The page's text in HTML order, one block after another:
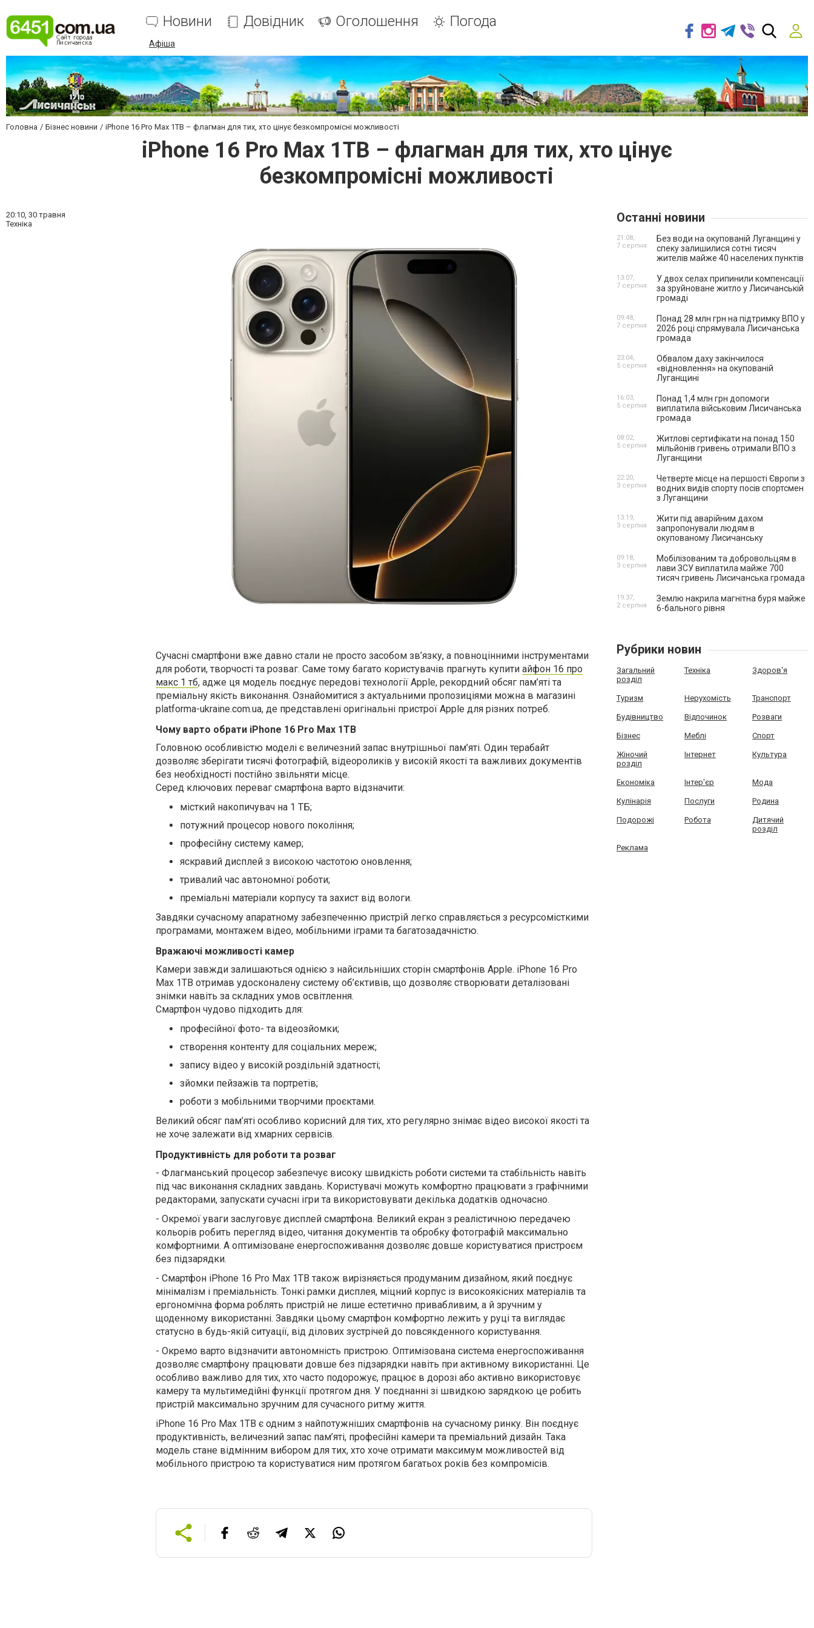
Новини Довідник Оголошення Погода
Афіша
Головна Бізнес новини iPhone 16 Pro Max 1TB – флагман для тих, хто цінує безкомпромісні можливості
iPhone 16 Pro Max 1TB – флагман для тих, хто цінує
безкомпромісні можливості
20:10, 30 травня
Техніка
Сучасні смартфони вже давно стали не просто засобом зв’язку, а повноцінними інструментами
для роботи, творчості та розваг. Саме тому багато користувачів прагнуть купити айфон 16 про
макс 1 тб, адже ця модель поєднує передові технології Apple, рекордний обсяг пам’яті та
преміальну якість виконання. Ознайомитися з актуальними пропозиціями можна в магазині
platforma-ukraine.com.ua, де представлені оригінальні пристрої Apple для різних потреб.
Чому варто обрати iPhone 16 Pro Max 1TB
Головною особливістю моделі є величезний запас внутрішньої пам’яті. Один терабайт
дозволяє зберігати тисячі фотографій, відеороликів у високій якості та важливих документів
без необхідності постійно звільняти місце.
Серед ключових переваг смартфона варто відзначити:
місткий накопичувач на 1 ТБ;
потужний процесор нового покоління;
професійну систему камер;
яскравий дисплей з високою частотою оновлення;
тривалий час автономної роботи;
преміальні матеріали корпусу та захист від вологи.
Завдяки сучасному апаратному забезпеченню пристрій легко справляється з ресурсомісткими
програмами, монтажем відео, мобільними іграми та багатозадачністю.
Вражаючі можливості камер
Камери завжди залишаються однією з найсильніших сторін смартфонів Apple. iPhone 16 Pro
Max 1TB отримав удосконалену систему об’єктивів, що дозволяє створювати деталізовані
знімки навіть за складних умов освітлення.
Смартфон чудово підходить для:
професійної фото- та відеозйомки;
створення контенту для соціальних мереж;
запису відео у високій роздільній здатності;
зйомки пейзажів та портретів;
роботи з мобільними творчими проєктами.
Великий обсяг пам’яті особливо корисний для тих, хто регулярно знімає відео високої якості та
не хоче залежати від хмарних сервісів.
Продуктивність для роботи та розваг
- Флагманський процесор забезпечує високу швидкість роботи системи та стабільність навіть
під час виконання складних завдань. Користувачі можуть комфортно працювати з графічними
редакторами, запускати сучасні ігри та використовувати декілька додатків одночасно.
- Окремої уваги заслуговує дисплей смартфона. Великий екран з реалістичною передачею
кольорів робить перегляд відео, читання документів та обробку фотографій максимально
комфортними. А оптимізоване енергоспоживання дозволяє довше користуватися пристроєм
без підзарядки.
- Смартфон iPhone 16 Pro Max 1TB також вирізняється продуманим дизайном, який поєднує
мінімалізм і преміальність. Тонкі рамки дисплея, міцний корпус із високоякісних матеріалів та
ергономічна форма роблять пристрій не лише естетично привабливим, а й зручним у
щоденному використанні. Завдяки цьому смартфон комфортно лежить у руці та виглядає
статусно в будь-якій ситуації, від ділових зустрічей до повсякденного користування.
- Окремо варто відзначити автономність пристрою. Оптимізована система енергоспоживання
дозволяє смартфону працювати довше без підзарядки навіть при активному використанні. Це
особливо важливо для тих, хто часто подорожує, працює в дорозі або активно використовує
камеру та мультимедійні функції протягом дня. У поєднанні зі швидкою зарядкою це робить
пристрій максимально зручним для сучасного ритму життя.
iPhone 16 Pro Max 1TB є одним з найпотужніших смартфонів на сучасному ринку. Він поєднує
продуктивність, величезний запас пам’яті, професійні камери та преміальний дизайн. Така
модель стане відмінним вибором для тих, хто хоче отримати максимум можливостей від
мобільного пристрою та користуватися ним протягом багатьох років без компромісів.
Останні новини
Без води на окупованій Луганщині у
спеку залишилися сотні тисяч
жителів майже 40 населених пунктів
21:08,
7 серпня
У двох селах припинили компенсації
за зруйноване житло у Лисичанській
громаді
13:07,
7 серпня
Понад 28 млн грн на підтримку ВПО у
2026 році спрямувала Лисичанська
громада
09:48,
7 серпня
Обвалом даху закінчилося
«відновлення» на окупованій
Луганщині
23:04,
5 серпня
Понад 1,4 млн грн допомоги
виплатила військовим Лисичанська
громада
16:03,
5 серпня
Житлові сертифікати на понад 150
мільйонів гривень отримали ВПО з
Луганщини
08:02,
5 серпня
Четверте місце на першості Європи з
водних видів спорту посів спортсмен
з Луганщини
22:20,
3 серпня
Жити під аварійним дахом
запропонували людям в
окупованому Лисичанську
13:19,
3 серпня
Мобілізованим та добровольцям в
лави ЗСУ виплатила майже 700
тисяч гривень Лисичанська громада
09:18,
3 серпня
Землю накрила магнітна буря майже
6-бального рівня
19:37,
2 серпня
Рубрики новин
Загальний
розділ
Техніка Здоров'я
Туризм Нерухомість Транспорт
Будівництво Відпочинок Розваги
Бізнес Меблі Спорт
Жіночий
розділ
Інтернет Культура
Економіка Інтер'єр Мода
Кулінарія Послуги Родина
Подорожі Робота
Дитячий
розділ
Реклама